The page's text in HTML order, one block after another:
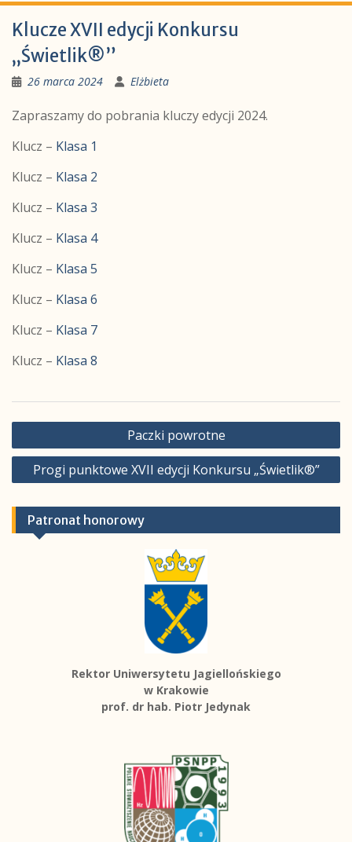
Klucze XVII edycji Konkursu
„Świetlik®”
26 marca 2024 Elżbieta
Zapraszamy do pobrania kluczy edycji 2024.
Klucz – Klasa 1
Klucz – Klasa 2
Klucz – Klasa 3
Klucz – Klasa 4
Klucz – Klasa 5
Klucz – Klasa 6
Klucz – Klasa 7
Klucz – Klasa 8
Nawigacja
wpisu
Paczki powrotne
Progi punktowe XVII edycji Konkursu „Świetlik®”
Patronat honorowy
Rektor Uniwersytetu Jagiellońskiego
w Krakowie
prof. dr hab. Piotr Jedynak